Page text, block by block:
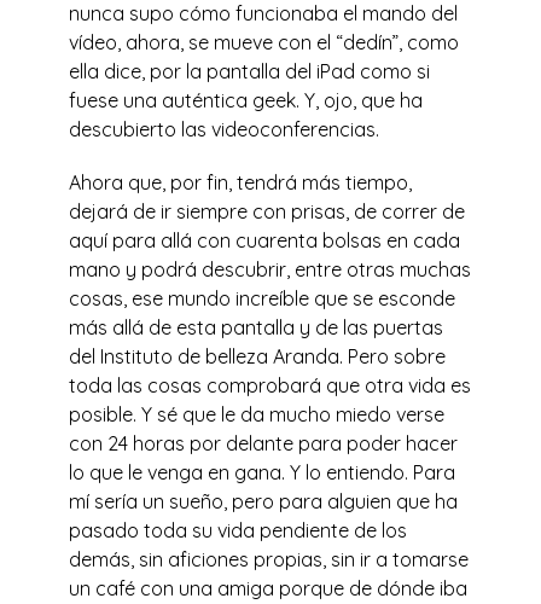
nunca supo cómo funcionaba el mando del
vídeo, ahora, se mueve con el “dedín”, como
ella dice, por la pantalla del iPad como si
fuese una auténtica geek. Y, ojo, que ha
descubierto las videoconferencias.
Ahora que, por fin, tendrá más tiempo,
dejará de ir siempre con prisas, de correr de
aquí para allá con cuarenta bolsas en cada
mano y podrá descubrir, entre otras muchas
cosas, ese mundo increíble que se esconde
más allá de esta pantalla y de las puertas
del Instituto de belleza Aranda. Pero sobre
toda las cosas comprobará que otra vida es
posible. Y sé que le da mucho miedo verse
con 24 horas por delante para poder hacer
lo que le venga en gana. Y lo entiendo. Para
mí sería un sueño, pero para alguien que ha
pasado toda su vida pendiente de los
demás, sin aficiones propias, sin ir a tomarse
un café con una amiga porque de dónde iba